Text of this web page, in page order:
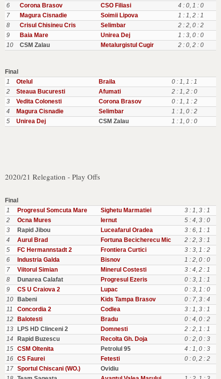
6
Corona Brasov CSO Filiasi 4 : 0, 1 : 0
7
Magura Cisnadie Soimii Lipova 1 : 1, 2 : 1
8
Crisul Chisineu Cris Selimbar 2 : 2, 0 : 2
9
Baia Mare Unirea Dej 1 : 3, 0 : 0
10
CSM Zalau Metalurgistul Cugir 2 : 0, 2 : 0
Final
1
Otelul Braila 0 : 1, 1 : 1
2
Steaua Bucuresti Afumati 2 : 1, 2 : 0
3
Vedita Colonesti Corona Brasov 0 : 1, 1 : 2
4
Magura Cisnadie Selimbar 1 : 1, 0 : 2
5
Unirea Dej CSM Zalau 1 : 1, 0 : 0
2020/21 Relegation - Play Offs
Final
1
Progresul Somcuta Mare Sighetu Marmatiei 3 : 1, 3 : 1
2
Ocna Mures Iernut 5 : 4, 3 : 0
3
Rapid Jibou Luceafarul Oradea 3 : 6, 1 : 1
4
Aurul Brad Fortuna Becicherecu Mic 2 : 2, 3 : 1
5
FC Hermannstadt 2 Frontiera Curtici 3 : 3, 1 : 2
6
Industria Galda Bisnov 1 : 2, 0 : 0
7
Viitorul Simian Minerul Costesti 3 : 4, 2 : 1
8
Dunarea Calafat Progresul Ezeris 0 : 3, 1 : 1
9
CS U Craiova 2 Lupac 0 : 3, 1 : 0
10
Babeni Kids Tampa Brasov 0 : 7, 3 : 4
11
Concordia 2 Codlea 3 : 1, 3 : 1
12
Balotesti Bradu 0 : 4, 0 : 2
13
LPS HD Clinceni 2 Domnesti 2 : 2, 1 : 1
14
Rapid Buzescu Recolta Gh. Doja 0 : 2, 0 : 3
15 CSM Oltenita Petrolul 95 4 : 1, 0 : 3
16 CS Faurei Fetesti 0 : 0, 2 : 2
17 Sportul Chiscani (WO.)
Ovidiu